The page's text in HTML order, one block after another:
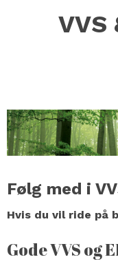
VVS
Følg med i
Hvis du vil ride på
Gode VVS og